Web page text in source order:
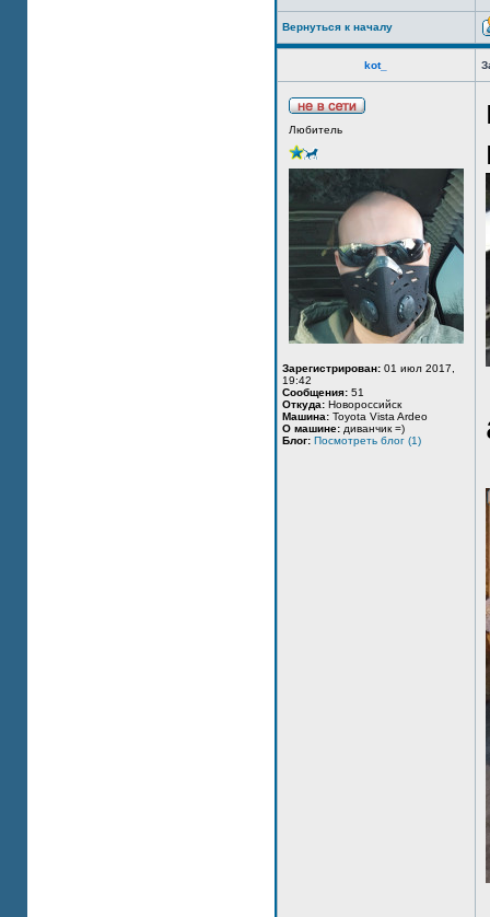
Вернуться к началу
kot_
Любитель
Зарегистрирован: 01 июл 2017,
19:42
Сообщения: 51
Откуда: Новороссийск
Машина: Toyota Vista Ardeo
О машине: диванчик =)
Блог: Посмотреть блог (1)